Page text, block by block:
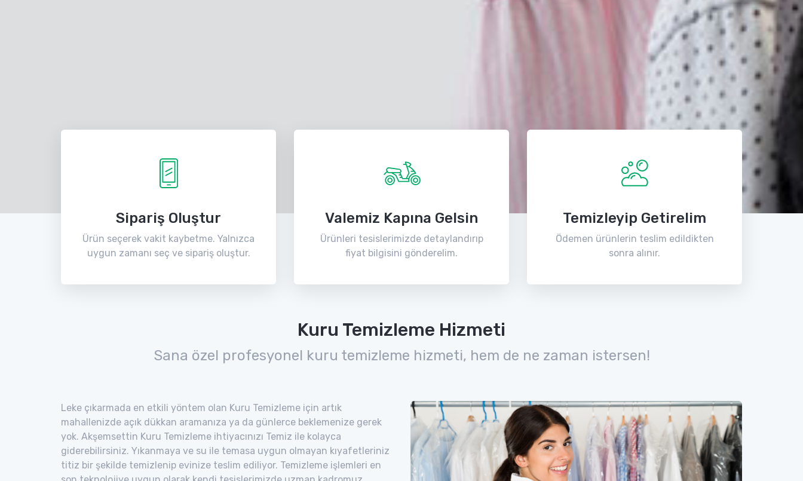
Sipariş Oluştur
Ürün seçerek vakit kaybetme. Yalnızca
uygun zamanı seç ve sipariş oluştur.
Valemiz Kapına Gelsin
Ürünleri tesislerimizde detaylandırıp
fiyat bilgisini gönderelim.
Temizleyip Getirelim
Ödemen ürünlerin teslim edildikten
sonra alınır.
Kuru Temizleme Hizmeti
Sana özel profesyonel kuru temizleme hizmeti, hem de ne zaman istersen!
Leke çıkarmada en etkili yöntem olan Kuru Temizleme için artık
mahallenizde açık dükkan aramanıza ya da günlerce beklemenize gerek
yok. Akşemsettin Kuru Temizleme ihtiyacınızı Temiz ile kolayca
giderebilirsiniz. Yıkanmaya ve su ile temasa uygun olmayan kıyafetleriniz
titiz bir şekilde temizlenip evinize teslim ediliyor. Temizleme işlemleri en